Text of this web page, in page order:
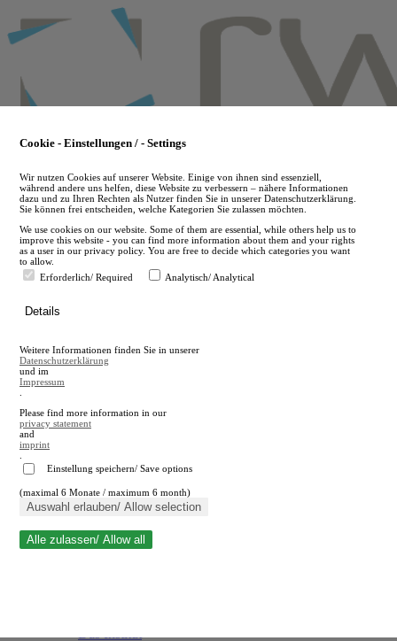
to
main
en
A
A
Suche schließen
Cookie - Einstellungen / - Settings
Wir nutzen Cookies auf unserer Website. Einige von ihnen sind essenziell,
während andere uns helfen, diese Website zu verbessern – nähere Informationen
dazu und zu Ihren Rechten als Nutzer finden Sie in unserer Datenschutzerklärung.
Sie können frei entscheiden, welche Kategorien Sie zulassen möchten.
We use cookies on our website. Some of them are essential, while others help us to
improve this website - you can find more information about them and your rights
as a user in our privacy policy. You are free to decide which categories you want
to allow.
Erforderlich/ Required
Analytisch/ Analytical
Details
Weitere Informationen finden Sie in unserer
Datenschutzerklärung
und im
Impressum
Please find more information in our
privacy statement
and
imprint
Einstellung speichern/ Save options
(maximal 6 Monate / maximum 6 month)
Auswahl erlauben/ Allow selection
Alle zulassen/ Allow all